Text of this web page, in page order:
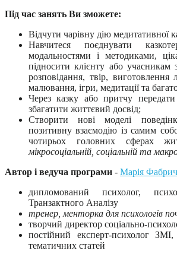
Під час занять Ви зможете:
Відчути чарівну дію медитативної
Навчитеся поєднувати
модальностями і методиками,
підносити клієнту або учасникам
розповідання, твір, виготовлення
малювання, ігри, медитації та
Через казку або притчу
збагатити життєвий досвід;
Створити нові моделі
позитивну взаємодію із самим
чотирьох головних сферах
мікросоціальній, соціальній та
Автор і ведуча програми - Марія
дипломований психолог,
Транзактного Аналізу
тренер, менторка для психологів
творчий директор соціально-
постійний експерт-психолог
тематичних статей